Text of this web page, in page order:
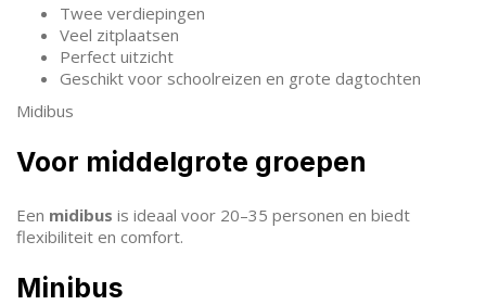
Twee verdiepingen
Veel zitplaatsen
Perfect uitzicht
Geschikt voor schoolreizen en grote dagtochten
Midibus
Voor middelgrote groepen
Een midibus is ideaal voor 20–35 personen en biedt
flexibiliteit en comfort.
Minibus